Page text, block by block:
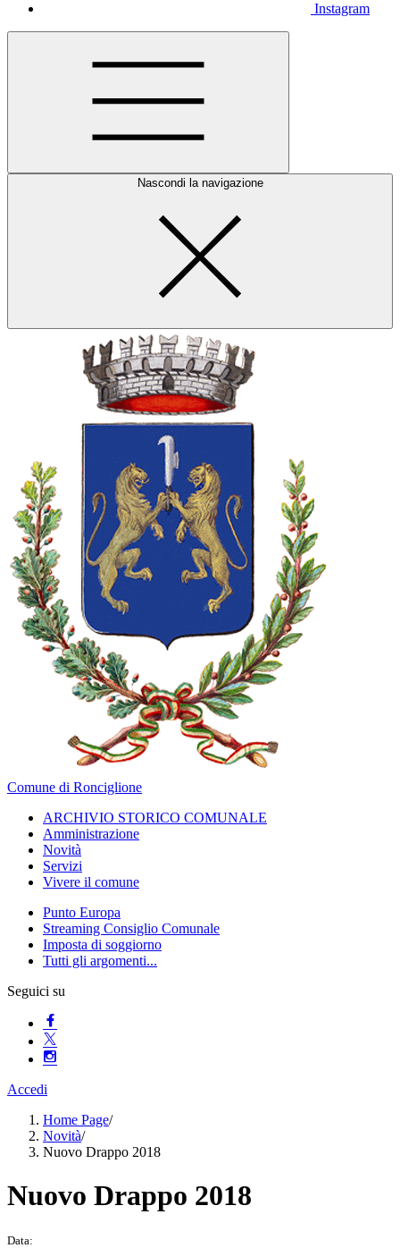
Instagram
Nascondi la navigazione
Comune di Ronciglione
ARCHIVIO STORICO COMUNALE
Amministrazione
Novità
Servizi
Vivere il comune
Punto Europa
Streaming Consiglio Comunale
Imposta di soggiorno
Tutti gli argomenti...
Seguici su
Accedi
Home Page/
Novità/
Nuovo Drappo 2018
Nuovo Drappo 2018
Data: